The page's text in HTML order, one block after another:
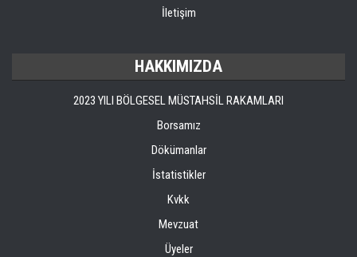
İletişim
HAKKIMIZDA
2023 YILI BÖLGESEL MÜSTAHSİL RAKAMLARI
Borsamız
Dökümanlar
İstatistikler
Kvkk
Mevzuat
Üyeler